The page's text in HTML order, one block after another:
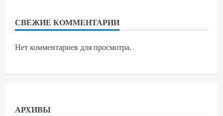
СВЕЖИЕ КОММЕНТАРИИ
Нет комментариев для просмотра.
АРХИВЫ